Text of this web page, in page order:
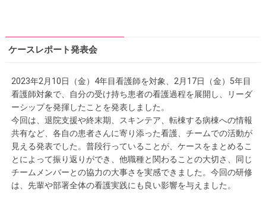
ケースレポート発表会
2023年2月10日（金）4年目看護師を対象、2月17日（金）5年目
看護師対象で、自分の受け持ち患者の看護過程を展開し、リーダ
ーシップを発揮したことを発表しました。
今回は、退院支援や終末期、スキンテア、転棟する病棟への情報
共有など、各自の患者さんに寄り添った看護、チームでの活動が
見える発表でした。普段行っていることが、ケースをまとめるこ
とによって振り返りができ、他職種と関わることの大切さ、同じ
チームメンバーとの協力の大事さを実感できました。今回の研修
は、先輩や部署全体の看護実践にも良い影響を与えました。